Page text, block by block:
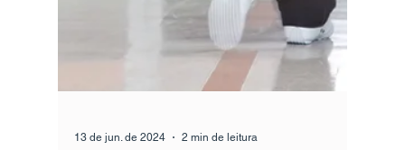
padrão em Goiânia , ajudamos você a
encontrar o plano ideal para suas
necessidades de bons médicos e o melhor
hospital. Conheça os planos de saúde